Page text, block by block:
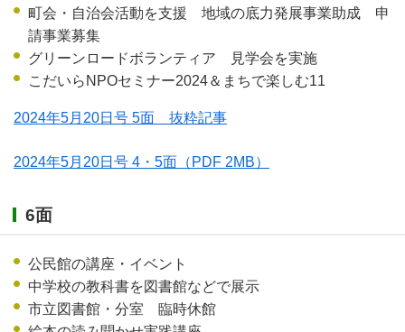
町会・自治会活動を支援 地域の底力発展事業助成 申
請事業募集
グリーンロードボランティア 見学会を実施
こだいらNPOセミナー2024＆まちで楽しむ11
2024年5月20日号 5面 抜粋記事
2024年5月20日号 4・5面 （PDF 2MB）
6面
公民館の講座・イベント
中学校の教科書を図書館などで展示
市立図書館・分室 臨時休館